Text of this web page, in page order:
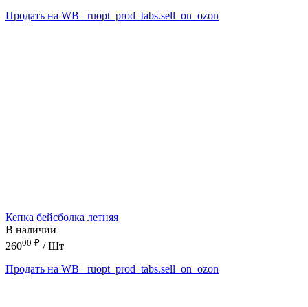
Продать на WB
_ruopt_prod_tabs.sell_on_ozon
Кепка бейсболка летняя
В наличии
26000 ₽ / Шт
Продать на WB
_ruopt_prod_tabs.sell_on_ozon